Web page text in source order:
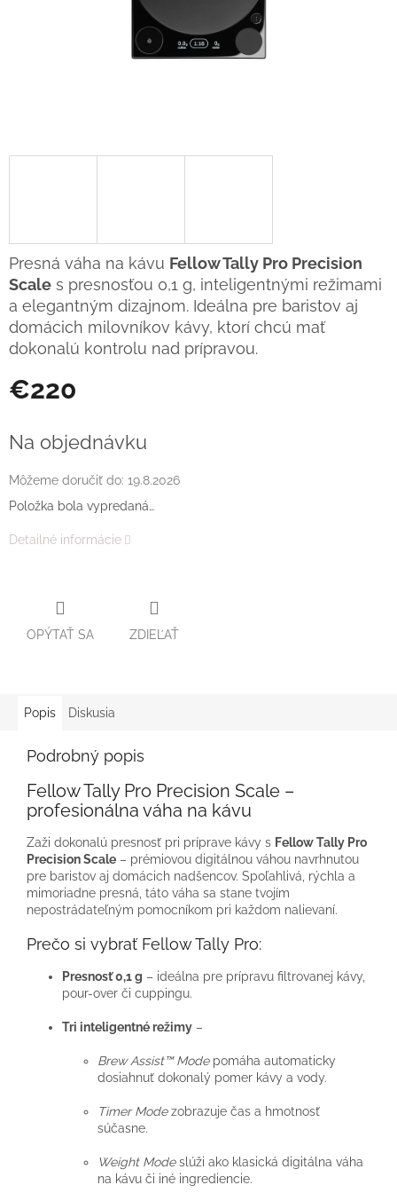
€220
cena:
Na objednávku
Môžeme doručiť do: 19.8.2026
Položka bola vypredaná…
Presná váha na kávu Fellow Tally Pro Precision
Scale s presnosťou 0,1 g, inteligentnými režimami
a elegantným dizajnom. Ideálna pre baristov aj
domácich milovníkov kávy, ktorí chcú mať
dokonalú kontrolu nad prípravou.
Detailné informácie
OPÝTAŤ SA ZDIEĽAŤ
Popis Diskusia
Podrobný popis
Fellow Tally Pro Precision Scale –
profesionálna váha na kávu
Zaži dokonalú presnosť pri príprave kávy s Fellow Tally Pro
Precision Scale – prémiovou digitálnou váhou navrhnutou
pre baristov aj domácich nadšencov. Spoľahlivá, rýchla a
mimoriadne presná, táto váha sa stane tvojím
nepostrádateľným pomocníkom pri každom nalievaní.
Prečo si vybrať Fellow Tally Pro:
Presnosť 0,1 g – ideálna pre prípravu filtrovanej kávy,
pour-over či cuppingu.
Tri inteligentné režimy –
Brew Assist™ Modepomáha automaticky
dosiahnuť dokonalý pomer kávy a vody.
Timer Modezobrazuje čas a hmotnosť
súčasne.
Weight Modeslúži ako klasická digitálna váha
na kávu či iné ingrediencie.